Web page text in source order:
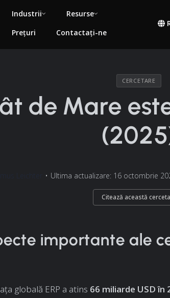
Industrii
Resurse
Prețuri
Contactați-ne
CERCETARE
de Mare
• Ultima actualizare: 16 octombrie
Citează această
importante ale
globală ERP a atins 66 miliarde USD în